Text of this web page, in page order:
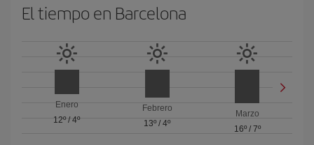
El tiempo en Barcelona
Enero
12º/4º
Febrero
13º / 4º
Marzo
16º/ 7º